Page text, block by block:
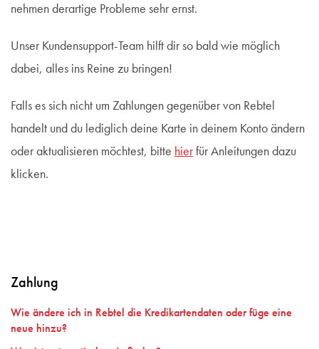
nehmen derartige Probleme sehr ernst.
Unser Kundensupport-Team hilft dir so bald wie möglich
dabei, alles ins Reine zu bringen!
Falls es sich nicht um Zahlungen gegenüber von Rebtel
handelt und du lediglich deine Karte in deinem Konto ändern
oder aktualisieren möchtest, bitte hierfür Anleitungen dazu
klicken.
Zahlung
Wie ändere ich in Rebtel die Kredikartendaten oder füge eine
neue hinzu?